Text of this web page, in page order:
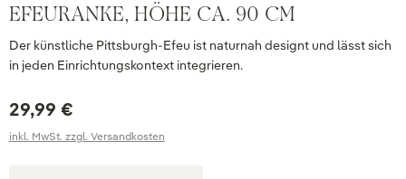
EFEURANKE, HÖHE CA. 90 CM
Der künstliche Pittsburgh-Efeu ist naturnah designt und lässt sich
in jeden Einrichtungskontext integrieren.
29,99 €
inkl. MwSt. zzgl. Versandkosten